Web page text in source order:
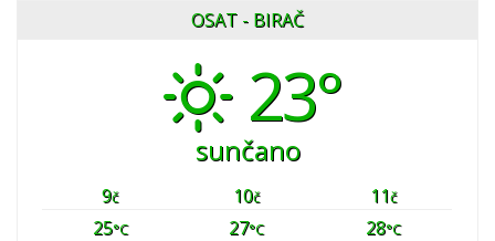
OSAT - BIRAČ
23°
sunčano
9č 10č 11č
25°C 27°C 28°C